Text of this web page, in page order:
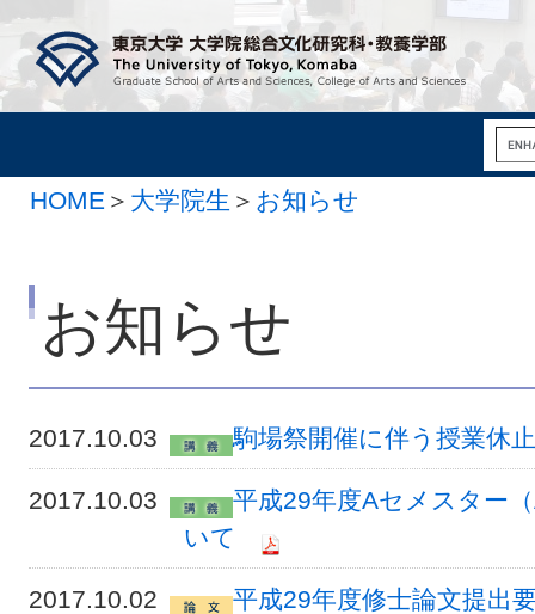
HOME ＞ 大学院生 ＞ お知らせ
お知らせ
2017.10.03 駒場祭開催に伴う授業休
2017.10.03
平成29年度Aセメスター
いて
2017.10.02
平成29年度修士論文提出